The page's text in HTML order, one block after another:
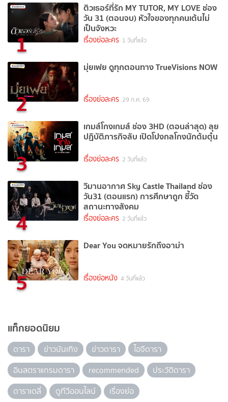
1
ติวเธอร์ที่รัก MY TUTOR, MY LOVE ช่อง
วัน 31 (ตอนจบ) หัวใจของทุกคนเต้นไม่
เป็นจังหวะ
เรื่องย่อละคร 1 วันที่แล้ว
2
มุ่ยเฟย ดูทุกตอนทาง TrueVisions NOW
เรื่องย่อละคร 29 ก.ค. 69
3
เกมส์โกงเกมส์ ช่อง 3HD (ตอนล่าสุด) ลุย
ปฏิบัติภารกิจลับ เปิดโปงกลโกงนักต้มตุ๋น
เรื่องย่อละคร 2 วันที่แล้ว
4
วิมานอากาศ Sky Castle Thailand ช่อง
วัน31 (ตอนแรก) การศึกษาถูก ชี้วัด
สถานะทางสังคม
เรื่องย่อละคร 2 วันที่แล้ว
5
Dear You จดหมายรักถึงอาม่า
เรื่องย่อหนัง 4 วันที่แล้ว
แท็กยอดนิยม
ดารา ข่าวบันเทิง ข่าวดารา
ไอจีดารา
อินสตราแกรมดารา
recommended
ประวัติดารา
ดาราเดลี่
ดูทีวีออนไลน์ เรื่องย่อ